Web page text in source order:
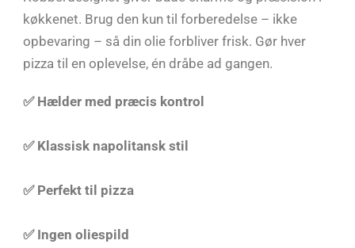
køkkenet. Brug den kun til forberedelse – ikke
opbevaring – så din olie forbliver frisk. Gør hver
pizza til en oplevelse, én dråbe ad gangen.
✅ Hælder med præcis kontrol
✅ Klassisk napolitansk stil
✅ Perfekt til pizza
✅ Ingen oliespild